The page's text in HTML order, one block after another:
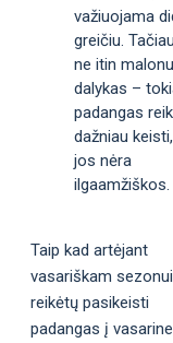
važiuojama
greičiu.
ne itin
dalykas –
padangas
dažniau
jos nėra
ilgaamžiškos.
Taip kad artėjant
vasariškam sezonui
reikėtų pasikeisti
padangas į